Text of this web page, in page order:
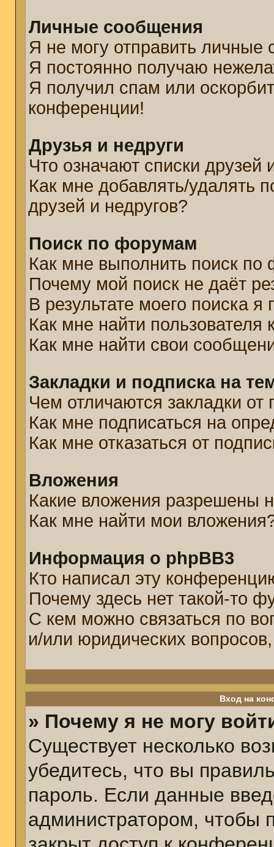
Личные сообщения
Я не могу отправить личные
Я постоянно получаю
Я получил спам или
конференции!
Друзья и недруги
Что означают списки друзей
Как мне добавлять/удалять
друзей и недругов?
Поиск по форумам
Как мне выполнить поиск
Почему мой поиск не даёт
В результате моего поиска
Как мне найти пользователя
Как мне найти свои
Закладки и подписка на
Чем отличаются закладки от
Как мне подписаться на
Как мне отказаться от
Вложения
Какие вложения разрешены
Как мне найти мои
Информация о phpBB3
Кто написал эту
Почему здесь нет такой-то
С кем можно связаться по
и/или юридических
Вход на
» Почему я не могу
Существует несколько
убедитесь, что вы
пароль. Если данные
администратором, чтобы